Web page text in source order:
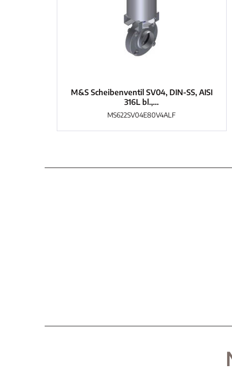
M&S Scheibenventil SV04, DIN-SS, AISI
316L bl.,...
MS622SV04E80V4ALF